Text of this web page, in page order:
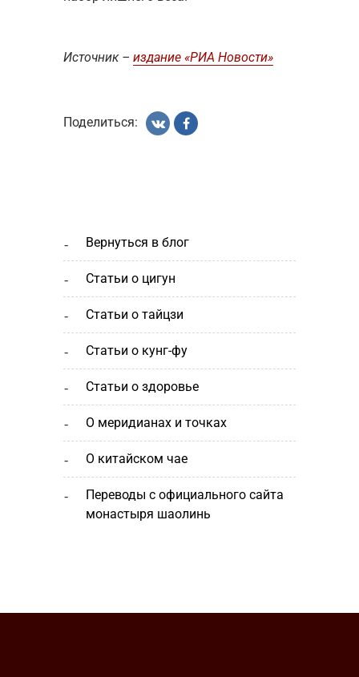
вернуться в блог
статьи о цигун
статьи о тайцзи
статьи о кунг-фу
статьи о здоровье
о меридианах и точках
о китайском чае
переводы с официального сайта
монастыря шаолинь
Источник – издание «РИА Новости»
Поделиться: